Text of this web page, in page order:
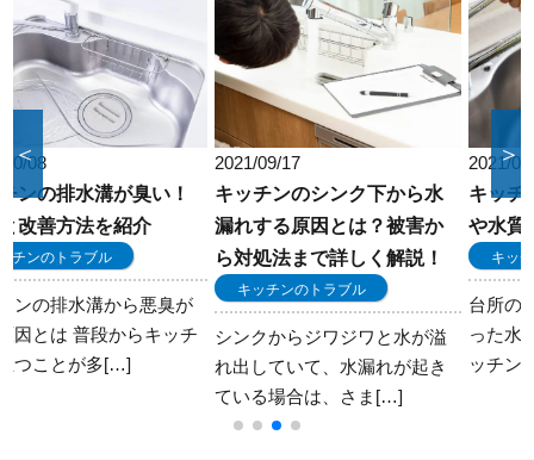
2021/09/17
キッチンのシンク下から水
漏れする原因とは？被害か
ら対処法まで詳しく解説！
シンクからジワジワと水が溢
れ出していて、水漏れが起き
2021/09/17
キッチンの水は濁る？原因
や水質について解説！
キッチンのトラブル
台所の蛇口を捻った際に、濁
った水が出てくることは、キ
ッチンの水トラブル[…]
＜ ＞